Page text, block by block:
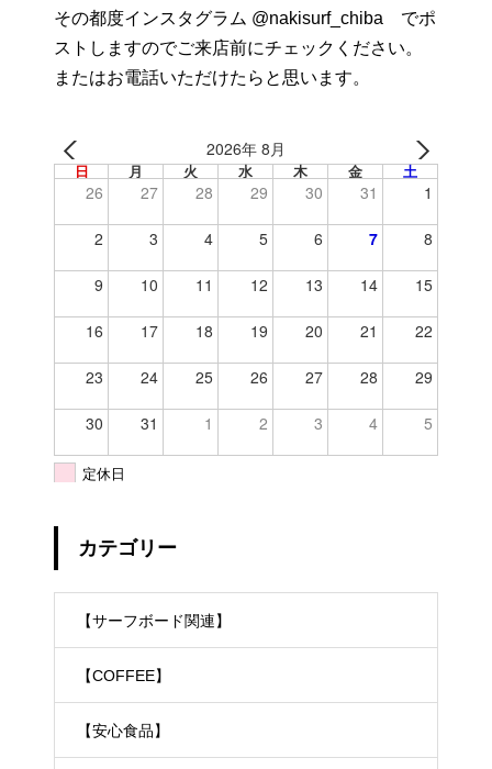
その都度インスタグラム @nakisurf_chiba でポ
ストしますのでご来店前にチェックください。
またはお電話いただけたらと思います。
2026年 8月
日 月 火 水 木 金 土
26 27 28 29 30 31 1
2 3 4 5 6 7 8
9 10 11 12 13 14 15
16 17 18 19 20 21 22
23 24 25 26 27 28 29
30 31 1 2 3 4 5
定休日
カテゴリー
【サーフボード関連】
【COFFEE】
【安心食品】